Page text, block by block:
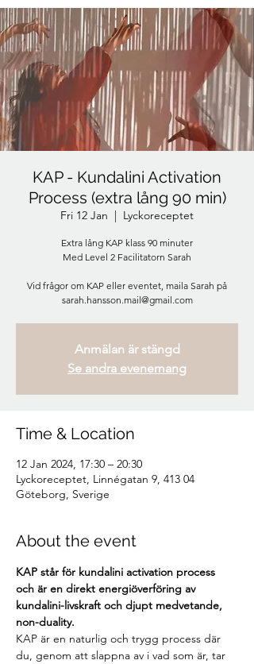
KAP - Kundalini Activation
Process (extra lång 90 min)
Fri 12 Jan
  |
Lyckoreceptet
Extra lång KAP klass 90 minuter
Med Level 2 Facilitatorn Sarah
Vid frågor om KAP eller eventet, maila Sarah på
sarah.hansson.mail@gmail.com
Anmälan är stängd
Se andra evenemang
Time & Location
12 Jan 2024, 17:30 – 20:30
Lyckoreceptet, Linnégatan 9, 413 04
Göteborg, Sverige
About the event
KAP står för kundalini activation process
och är en direkt energiöverföring av
kundalini-livskraft och djupt medvetande,
non-duality.
KAP är en naturlig och trygg process där
du, genom att slappna av i vad som är, tar